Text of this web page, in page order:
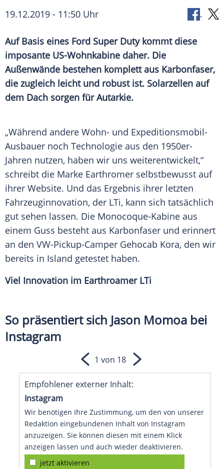
19.12.2019 - 11:50 Uhr
Auf Basis eines Ford Super Duty kommt diese
imposante US-Wohnkabine daher. Die
Außenwände bestehen komplett aus Karbonfaser,
die zugleich leicht und robust ist. Solarzellen auf
dem Dach sorgen für Autarkie.
„Während andere Wohn- und Expeditionsmobil-
Ausbauer noch Technologie aus den 1950er-
Jahren nutzen, haben wir uns weiterentwickelt,“
schreibt die Marke Earthromer selbstbewusst auf
ihrer Website. Und das Ergebnis ihrer letzten
Fahrzeuginnovation, der LTi, kann sich tatsächlich
gut sehen lassen. Die Monocoque-Kabine aus
einem Guss besteht aus Karbonfaser und erinnert
an den VW-Pickup-Camper Gehocab Kora, den wir
bereits in Island getestet haben.
Viel Innovation im EarthroamerLTi
So präsentiert sich Jason Momoa bei
Instagram
Empfohlener externer Inhalt:
Instagram
Wir benötigen Ihre Zustimmung, um den von unserer
Redaktion eingebundenen Inhalt von Instagram
anzuzeigen. Sie können diesen mit einem Klick
anzeigen lassen und auch wieder deaktivieren.
jetzt aktivieren
1 von 18